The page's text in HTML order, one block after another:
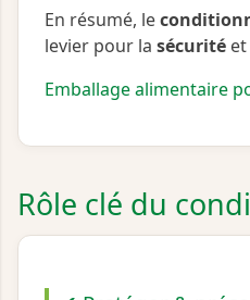
En résumé, le
levier pour la sécurité
Emballage alimentaire
Rôle clé du